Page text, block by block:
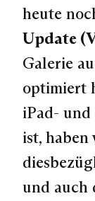
heute
Update
Galerie
optimiert
iPad-
ist,
und auch